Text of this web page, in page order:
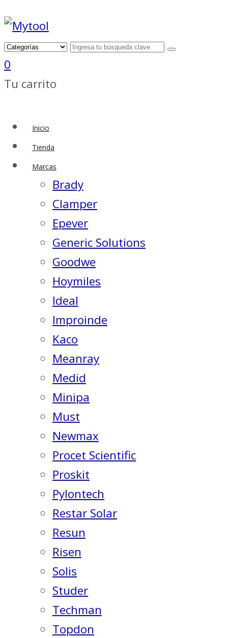
0
Tu carrito
Inicio
Tienda
Marcas
Brady
Clamper
Epever
Generic Solutions
Goodwe
Hoymiles
Ideal
Improinde
Kaco
Meanray
Medid
Minipa
Must
Newmax
Procet Scientific
Proskit
Pylontech
Restar Solar
Resun
Risen
Solis
Studer
Techman
Topdon